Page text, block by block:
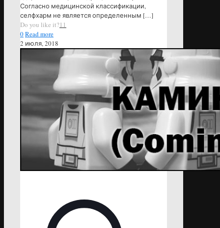
Согласно медицинской классификации,
селфхарм не является определенным […]
Do you like it?11
0Read more
2 июля, 2018